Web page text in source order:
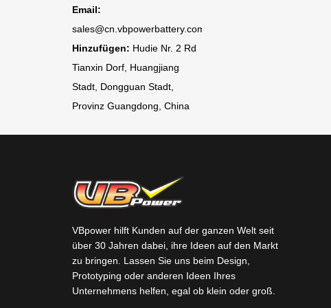
Email:
sales@cn.vbpowerbattery.com
Hinzufügen: Hudie Nr. 2 Rd
Tianxin Dorf, Huangjiang
Stadt, Dongguan Stadt,
Provinz Guangdong, China
VBpower hilft Kunden auf der ganzen Welt seit
über 30 Jahren dabei, ihre Ideen auf den Markt
zu bringen. Lassen Sie uns beim Design,
Prototyping oder anderen Ideen Ihres
Unternehmens helfen, egal ob klein oder groß.